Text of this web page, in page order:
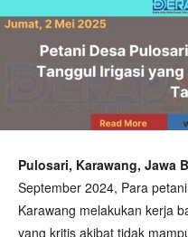
Pulosari, Karawang, Jawa
September 2024, Para
Karawang melakukan kerja
yang kritis akibat tidak